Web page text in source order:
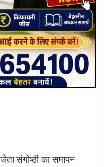
संगोष्ठी का समापन